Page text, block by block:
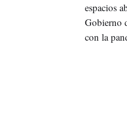
espacios
Gobierno
con la